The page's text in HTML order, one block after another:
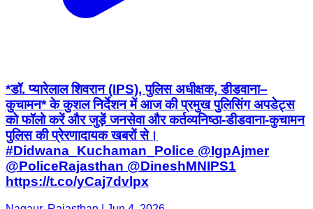
*डॉ. प्यारेलाल शिवरान (IPS), पुलिस अधीक्षक, डीडवाना–
कुचामन* के कुशल निर्देशन में आज की प्रमुख पुलिसिंग अपडेट्स
को फॉलो करें और जुड़ें जनसेवा और कर्तव्यनिष्ठा-डीडवाना-कुचामन
पुलिस की प्रेरणादायक खबरों से।
#Didwana_Kuchaman_Police @IgpAjmer
@PoliceRajasthan @DineshMNIPS1
https://t.co/yCaj7dvlpx